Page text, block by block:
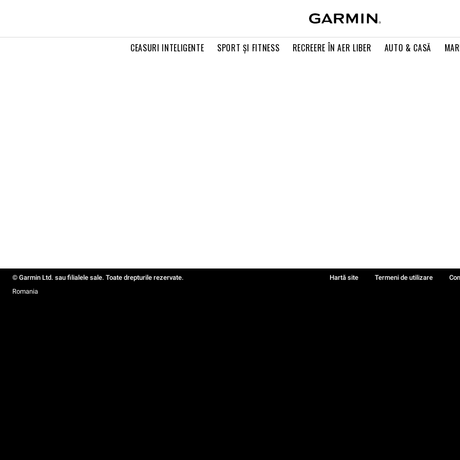
CEASURI INTELIGENTE SPORT ŞI FITNESS RECREERE ÎN AER LIBER AUTO & CASĂ
© Garmin Ltd. sau filialele sale. Toate drepturile rezervate. Hartă site Termeni de utilizare
Romania